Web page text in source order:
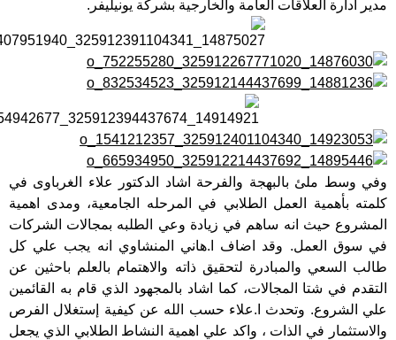
مدير ادارة العلاقات العامة والخارجية بشركة يونيليفر.
وفي وسط ملئ بالبهجة والفرحة اشاد الدكتور علاء الغرباوى في
كلمته بأهمية العمل الطلابي في المرحله الجامعية، ومدى اهمية
المشروع حيث انه ساهم في زيادة وعي الطلبه بمجالات الشركات
في سوق العمل. وقد اضاف ا.هاني المنشاوي انه يجب علي كل
طالب السعي والمبادرة لتحقيق ذاته والاهتمام بالعلم باحثين عن
التقدم في شتا المجالات، كما اشاد بالمجهود الذي قام به القائمين
علي الشروع. وتحدث ا.علاء حسب الله عن كيفية إستغلال الفرص
والاستثمار في الذات ، واكد علي اهمية النشاط الطلابي الذي يجعل